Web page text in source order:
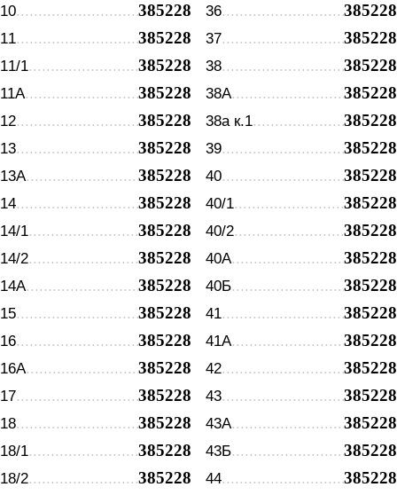
10 385228
11 385228
11/1 385228
11А 385228
12 385228
13 385228
13А 385228
14 385228
14/1 385228
14/2 385228
14А 385228
15 385228
16 385228
16А 385228
17 385228
18 385228
18/1 385228
18/2 385228
36 385228
37 385228
38 385228
38А 385228
38а к.1 385228
39 385228
40 385228
40/1 385228
40/2 385228
40А 385228
40Б 385228
41 385228
41А 385228
42 385228
43 385228
43А 385228
43Б 385228
44 385228